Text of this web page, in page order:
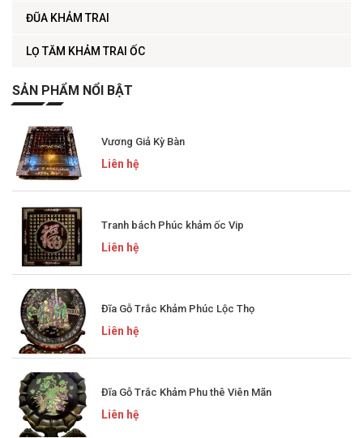
ĐŨA KHẢM TRAI
LỌ TĂM KHẢM TRAI ỐC
SẢN PHẨM NỔI BẬT
Vương Giả Kỳ Bàn
Liên hệ
Tranh bách Phúc khảm ốc Vip
Liên hệ
Đĩa Gỗ Trắc Khảm Phúc Lộc Thọ
Liên hệ
Đĩa Gỗ Trắc Khảm Phu thê Viên Mãn
Liên hệ